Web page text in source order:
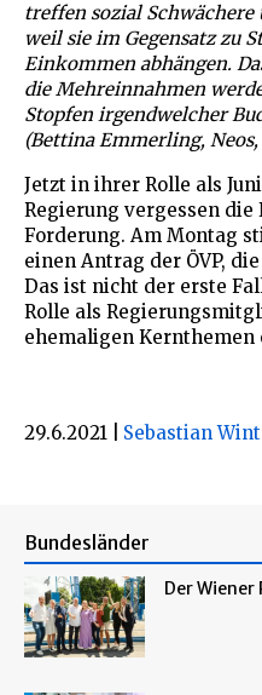
treffen sozial
weil sie im Gegensatz zu
Einkommen abhängen.
die Mehreinnahmen
Stopfen irgendwelcher
(Bettina Emmerling, Neos,
Jetzt in ihrer Rolle als
Regierung vergessen die
Forderung. Am Montag
einen Antrag der ÖVP,
Das ist nicht der erste
Rolle als
ehemaligen Kernthemen
29.6.2021 Sebastian
Bundesländer
Der